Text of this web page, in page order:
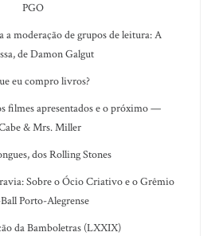
PGO
moderação de grupos de leitura: A
de Damon Galgut
eu compro livros?
filmes apresentados e o próximo —
& Mrs. Miller
dos Rolling Stones
Sobre o Ócio Criativo e o Grêmio
Porto-Alegrense
da Bamboletras (LXXIX)